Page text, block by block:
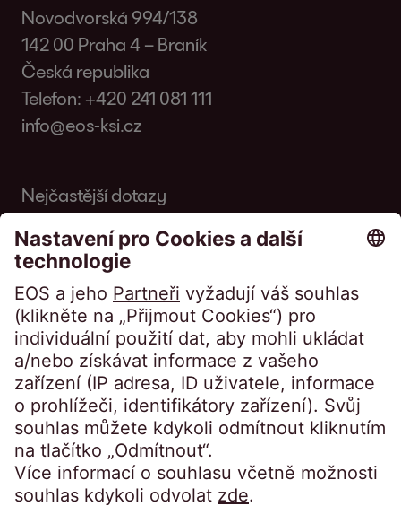
Novodvorská 994/138
142 00 Praha 4 – Braník
Česká republika
Telefon: +420 241 081 111
info@eos-ksi.cz
Nejčastější dotazy
Slovník
Časopis
Přístup na portál:
Klienti přihlášení